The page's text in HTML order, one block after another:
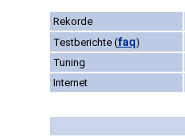
Rekorde
Testberichte (faq)
Tuning
Internet